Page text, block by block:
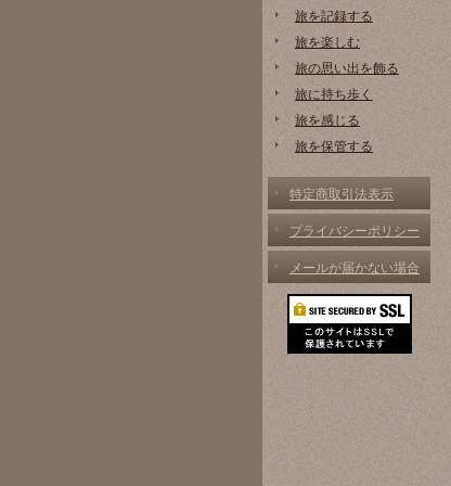
旅を記録する
旅を楽しむ
旅の思い出を飾る
旅に持ち歩く
旅を感じる
旅を保管する
特定商取引法表示
プライバシーポリシー
メールが届かない場合